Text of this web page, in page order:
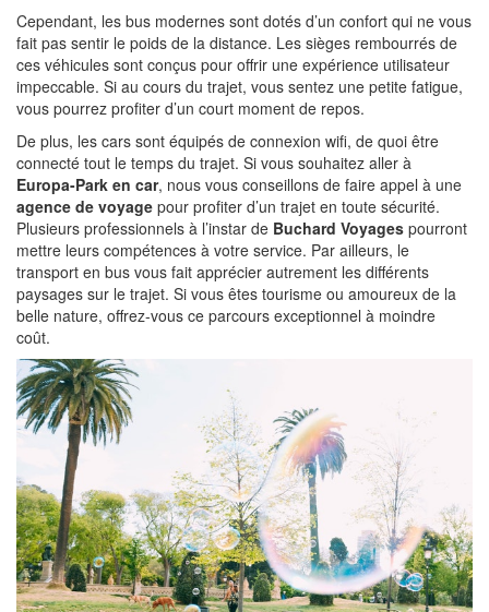
Cependant, les bus modernes sont dotés d’un confort qui ne vous
fait pas sentir le poids de la distance. Les sièges rembourrés de
ces véhicules sont conçus pour offrir une expérience utilisateur
impeccable. Si au cours du trajet, vous sentez une petite fatigue,
vous pourrez profiter d’un court moment de repos.
De plus, les cars sont équipés de connexion wifi, de quoi être
connecté tout le temps du trajet. Si vous souhaitez aller à
Europa-Park en car, nous vous conseillons de faire appel à une
agence de voyage pour profiter d’un trajet en toute sécurité.
Plusieurs professionnels à l’instar de Buchard Voyages pourront
mettre leurs compétences à votre service. Par ailleurs, le
transport en bus vous fait apprécier autrement les différents
paysages sur le trajet. Si vous êtes tourisme ou amoureux de la
belle nature, offrez-vous ce parcours exceptionnel à moindre
coût.